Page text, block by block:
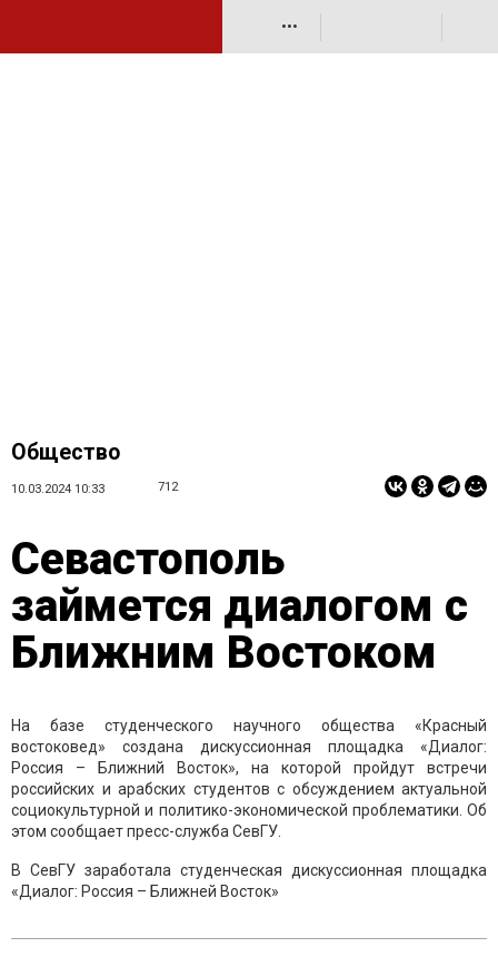
•••
Общество
10.03.2024 10:33 712
Севастополь
займется диалогом с
Ближним Востоком
На базе студенческого научного общества «Красный
востоковед» создана дискуссионная площадка «Диалог:
Россия – Ближний Восток», на которой пройдут встречи
российских и арабских студентов с обсуждением актуальной
социокультурной и политико-экономической проблематики. Об
этом сообщает пресс-служба СевГУ.
В СевГУ заработала студенческая дискуссионная площадка
«Диалог: Россия – Ближней Восток»